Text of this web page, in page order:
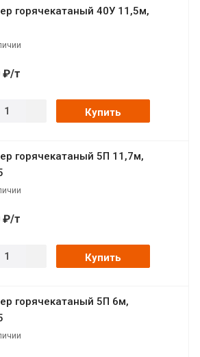
горячекатаный 40У 11,5м,
₽/т
Купить
горячекатаный 5П 11,7м,
₽/т
Купить
горячекатаный 5П 6м,